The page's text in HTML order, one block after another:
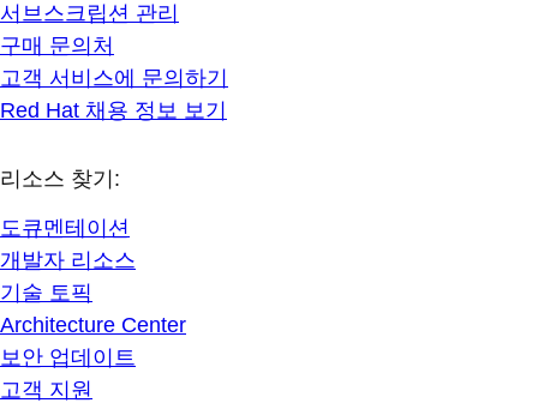
서브스크립션 관리
구매 문의처
고객 서비스에 문의하기
Red Hat 채용 정보 보기
리소스 찾기:
도큐멘테이션
개발자 리소스
기술 토픽
Architecture Center
보안 업데이트
고객 지원